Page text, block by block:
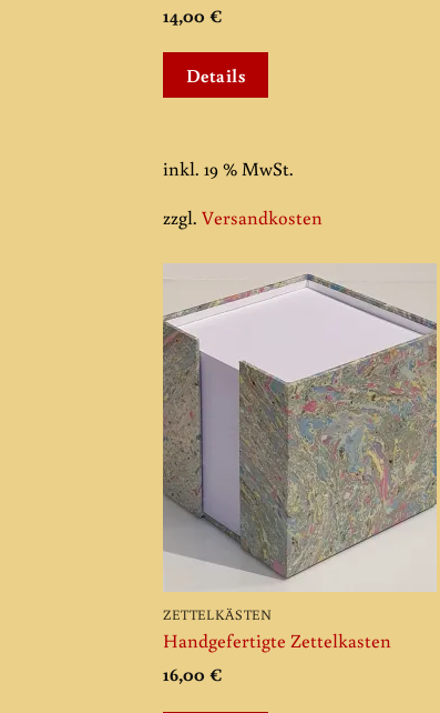
14,00 €
Details
inkl. 19 % MwSt.
zzgl. Versandkosten
Add to
wishlist
ZETTELKÄSTEN
Handgefertigte Zettelkasten
16,00 €